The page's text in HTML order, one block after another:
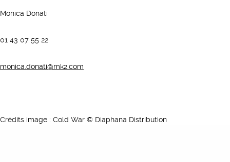
Monica Donati
01 43 07 55 22
monica.donati@mk2.com
Crédits image : Cold War © Diaphana Distribution